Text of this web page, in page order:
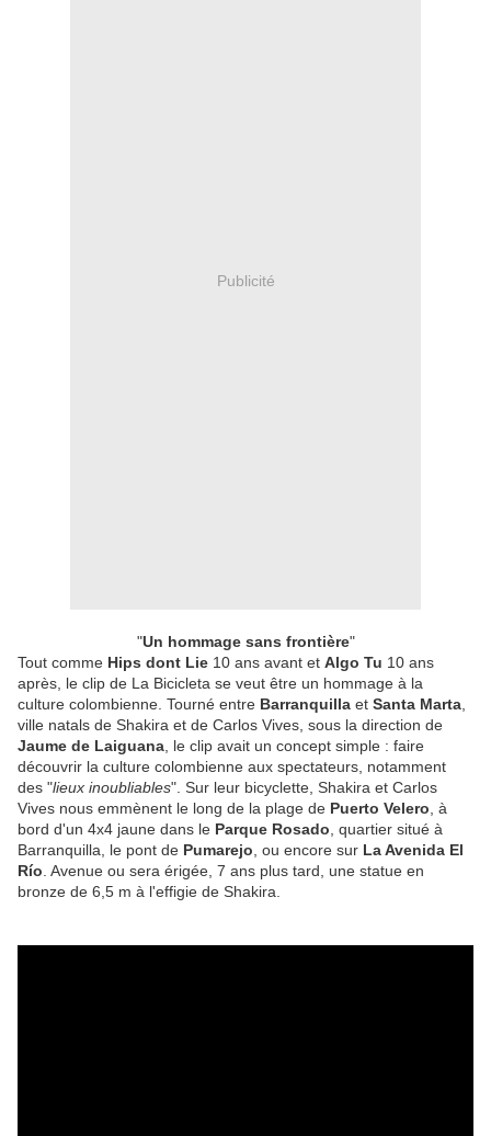
Publicité
"Un hommage sans frontière"
Tout comme Hips dont Lie 10 ans avant et Algo Tu 10 ans
après, le clip de La Bicicleta se veut être un hommage à la
culture colombienne. Tourné entre Barranquilla et Santa Marta
ville natals de Shakira et de Carlos Vives, sous la direction de
Jaume de Laiguana , le clip avait un concept simple : faire
découvrir la culture colombienne aux spectateurs, notamment
des "lieux inoubliables". Sur leur bicyclette, Shakira et Carlos
Vives nous emmènent le long de la plage de Puerto Velero , à
bord d'un 4x4 jaune dans le Parque Rosado , quartier situé à
Barranquilla, le pont de Pumarejo , ou encore sur La Avenida El
Río . Avenue ou sera érigée, 7 ans plus tard, une statue en
bronze de 6,5 m à l'effigie de Shakira.